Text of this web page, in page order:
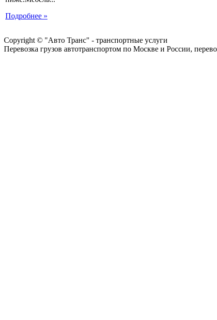
Подробнее »
Copyright © "Авто Транс" - транспортные услуги
Перевозка грузов автотранспортом по Москве и России,